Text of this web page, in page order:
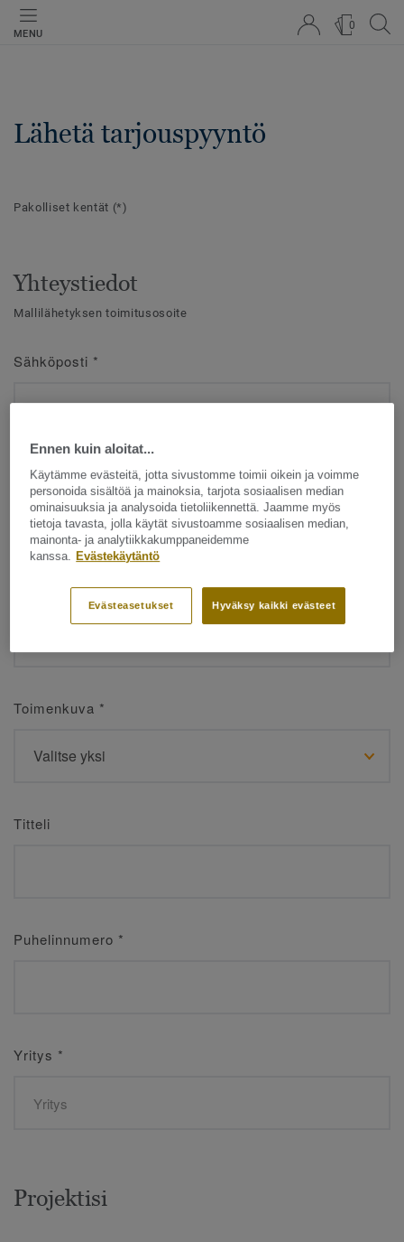
MENU
0
Lähetä tarjouspyyntö
Pakolliset kentät (*)
Yhteystiedot
Mallilähetyksen toimitusosoite
Sähköposti *
Etunimi*
Sukunimi*
Toimenkuva *
Titteli
Puhelinnumero *
Yritys *
Projektisi
Ennen kuin aloitat...
Käytämme evästeitä, jotta sivustomme toimii oikein ja voimme
personoida sisältöä ja mainoksia, tarjota sosiaalisen median
ominaisuuksia ja analysoida tietoliikennettä. Jaamme myös
tietoja tavasta, jolla käytät sivustoamme sosiaalisen median,
mainonta- ja analytiikkakumppaneidemme
kanssa.
Evästekäytäntö
Hyväksy kaikki evästeet
Evästeasetukset